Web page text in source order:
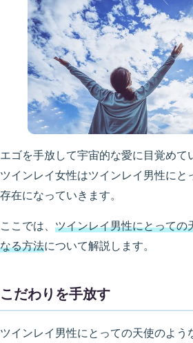
エゴを手放して宇宙的な愛に目覚めて
ツインレイ女性はツインレイ男性にと
存在になっていきます。
ここでは、 ツインレイ男性にとっての
なる方法について解説します。
こだわりを手放す
ツインレイ男性にとっての天使のよう